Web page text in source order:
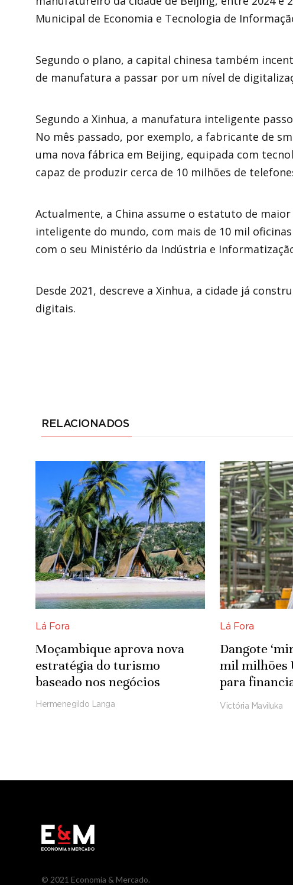
Municipal de Economia e Tecnologia de
Segundo o plano, a capital chinesa também
de manufatura a passar por um nível de
Segundo a Xinhua, a manufatura inteligente
No mês passado, por exemplo, a fabricante de
uma nova fábrica em Beijing, equipada com
capaz de produzir cerca de 10 milhões de
Actualmente, a China assume o estatuto de
inteligente do mundo, com mais de 10 mil
com o seu Ministério da Indústria e
Desde 2021, descreve a Xinhua, a cidade já
digitais.
RELACIONADOS
Lá Fora
Moçambique aprova nova
estratégia do turismo
baseado nos negócios
Hermenegildo Langa
Lá Fora
Dangote
mil milhões
para
refinaria
Victória Maviluka
© 2021 Economia & Mercado.